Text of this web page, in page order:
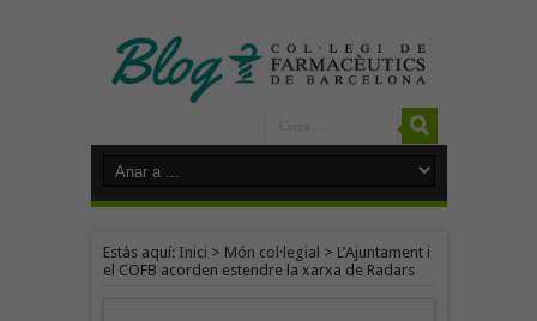
Estàs aquí: Inici > Món col·legial > L’Ajuntament i
el COFB acorden estendre la xarxa de Radars